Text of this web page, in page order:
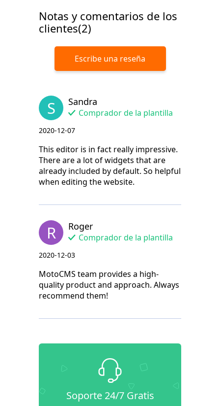
Notas y comentarios de los
clientes(2)
Escribe una reseña
S Sandra
Comprador de la plantilla
2020-12-07
This editor is in fact really impressive.
There are a lot of widgets that are
already included by default. So helpful
when editing the website.
R Roger
Comprador de la plantilla
2020-12-03
MotoCMS team provides a high-
quality product and approach. Always
recommend them!
Soporte 24/7 Gratis